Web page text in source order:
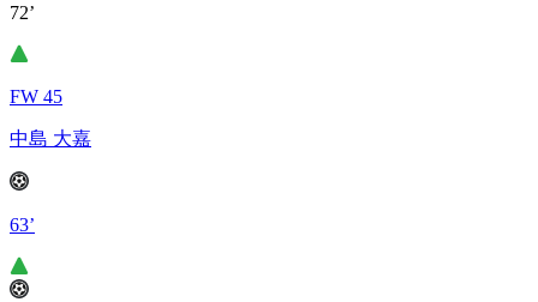
72’
FW 45
中島 大嘉
63’